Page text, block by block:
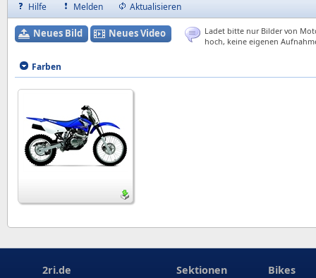
Hilfe
Melden Aktualisieren
Neues Bild Neues Video
Ladet bitte nur Bilder von
hoch, keine eigenen
Farben
2ri.de Sektionen Bikes